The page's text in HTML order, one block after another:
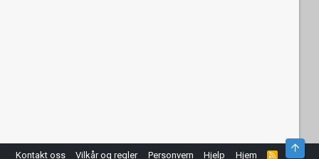
Kontakt oss Vilkår og regler Personvern Hjelp Hjem R
Topp